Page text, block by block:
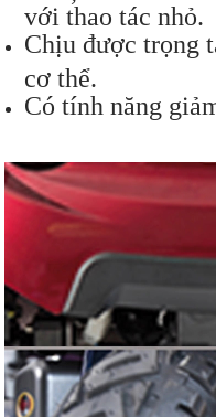
với thao tác nhỏ.
Chịu được trọng
cơ thể.
Có tính năng